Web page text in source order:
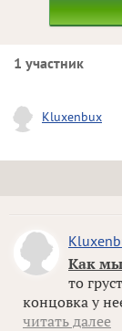
1 участник
Kluxenbux
Как мы
то
концовка у
читать далее